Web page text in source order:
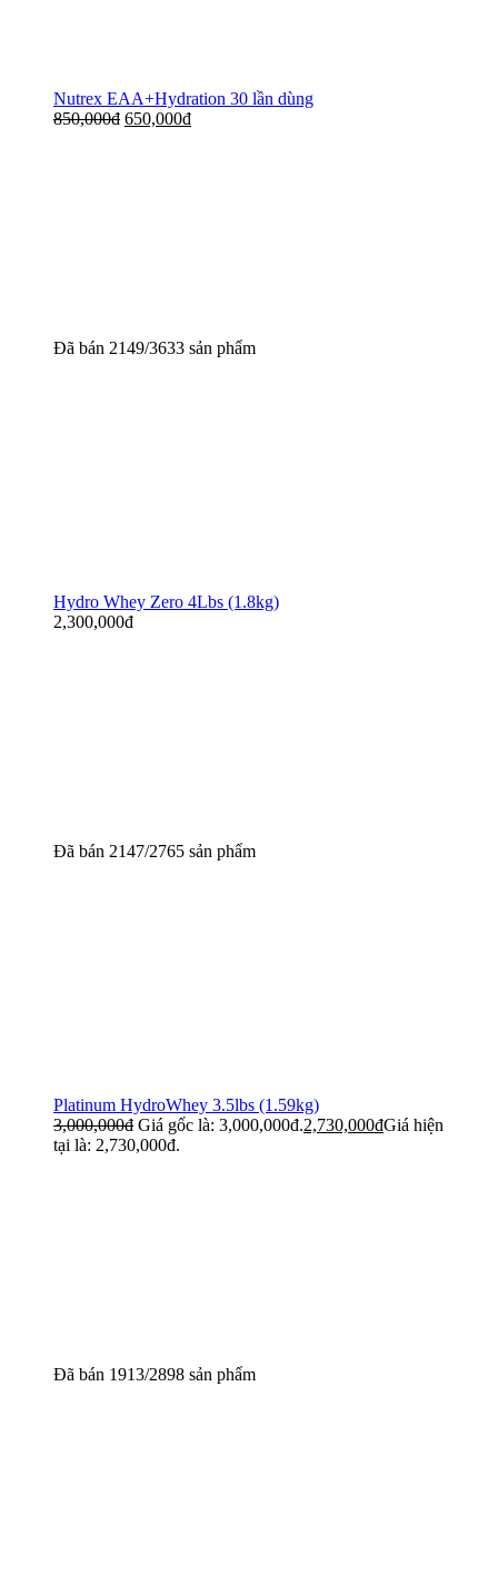
Nutrex EAA+Hydration 30 lần dùng
850,000đ 650,000đ
Đã bán 2149/3633 sản phẩm
Hydro Whey Zero 4Lbs (1.8kg)
2,300,000đ
Đã bán 2147/2765 sản phẩm
Platinum HydroWhey 3.5lbs (1.59kg)
3,000,000đ Giá gốc là: 3,000,000đ.2,730,000đGiá hiện
tại là: 2,730,000đ.
Đã bán 1913/2898 sản phẩm